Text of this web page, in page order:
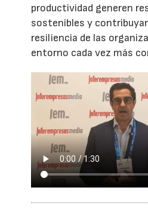
productividad generen
sostenibles y
resiliencia de las
entorno cada vez más